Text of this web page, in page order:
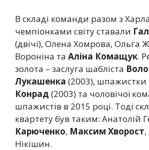
В складі команди разом з
чемпіонками світу ставали
(двічі), Олена Хомрова, Ольга
Вороніна та Аліна Комащук.
золота – заслуга шабліста
Лукашенка (2003), шпажистки
Конрад (2003) та чоловічої
шпажистів в 2015 році. Тоді
квартету був таким: Анатолій
Карюченко, Максим Хворост
Нікішин.